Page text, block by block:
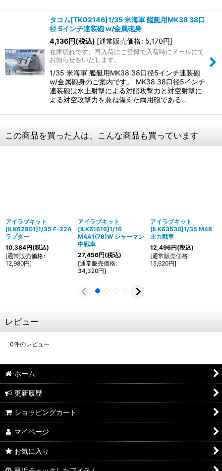
タコム[TKO2146]1/35 米海軍 艦艇用MK38 38口
径 5インチ連装砲 w/金属砲身
4,136円(税込) [通常販売価格: 5,170円]
在庫切れです。再入荷にご登録で入荷時にメールにて
お知らせをいたします。
1/35 米海軍 艦艇用MK38 38口径5インチ連装砲
w/金属砲身のご案内です。 MK38 38口径5インチ
連装砲は水上射撃による対艦攻撃力と対空射撃に
よる対空攻撃力を兼ね備えた両用砲である…
この商品を買った人は、こんな商品も買っています
アイラブキット
[ILK62801]1/35 F-22A
ラプター
10,384円(税込)
[通常販売価格:
12,980円]
アイラブキット
[ILK61616]1/16
M4A1(76)W シャーマン
中戦車
27,456円(税込)
[通常販売価格:
34,320円]
アイラブキット
[ILK63530]1/35 M48
主力戦車
12,496円(税込)
[通常販売価格:
15,620円]
レビュー
0件のレビュー
ホーム
更新履歴
ショッピングカート
マイページ
お気に入り